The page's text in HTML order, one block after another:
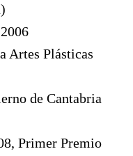
Artes Plásticas
de Cantabria
Primer Premio